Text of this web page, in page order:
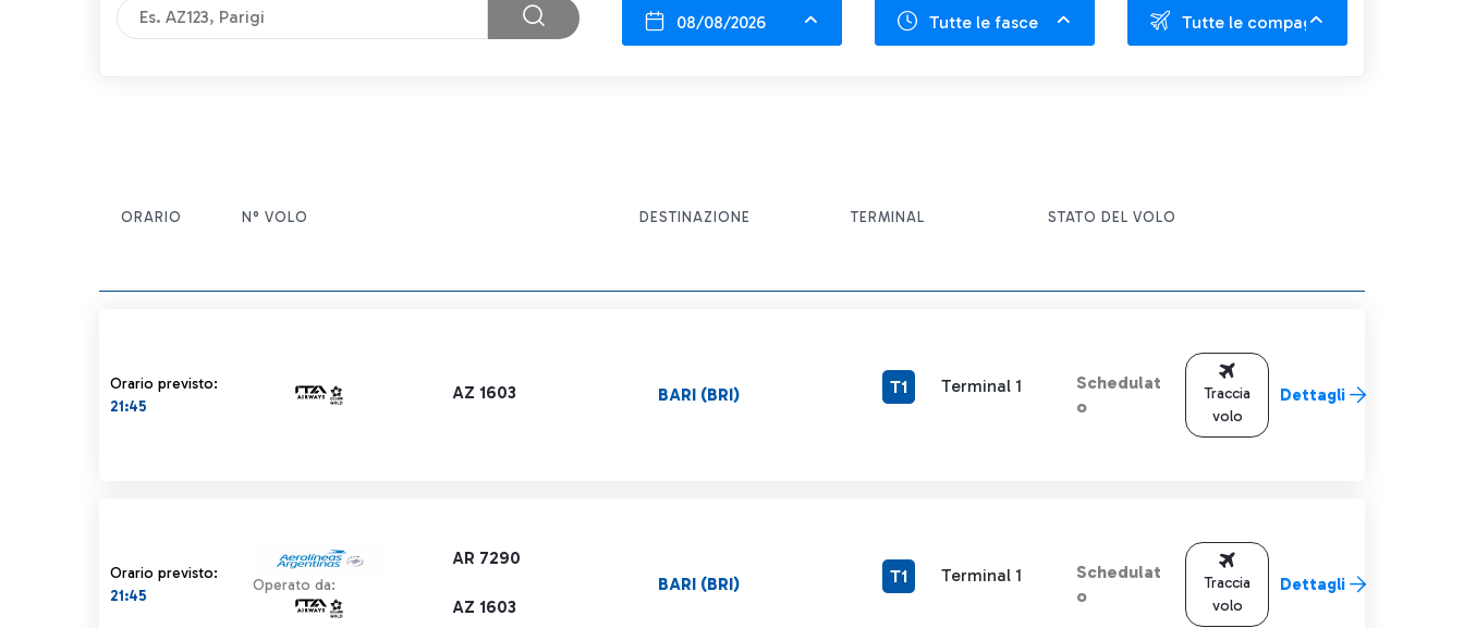
08/08/2026 Tutte le fasce Tutte le compagnie
ORARIO N° VOLO DESTINAZIONE TERMINAL STATO DEL VOLO
Orario previsto:
21:45
AZ 1603 BARI (BRI) T1 Terminal 1
Schedulat
o
Traccia
volo
Dettagli
Orario previsto:
21:45
AR 7290
Operato da:
AZ 1603
BARI (BRI) T1 Terminal 1
Schedulat
o
Traccia
volo
Dettagli